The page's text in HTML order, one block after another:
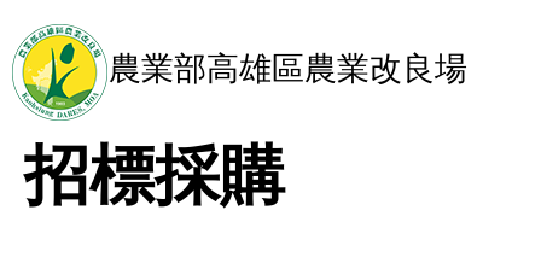
農業部高雄區農業改良場
招標採購